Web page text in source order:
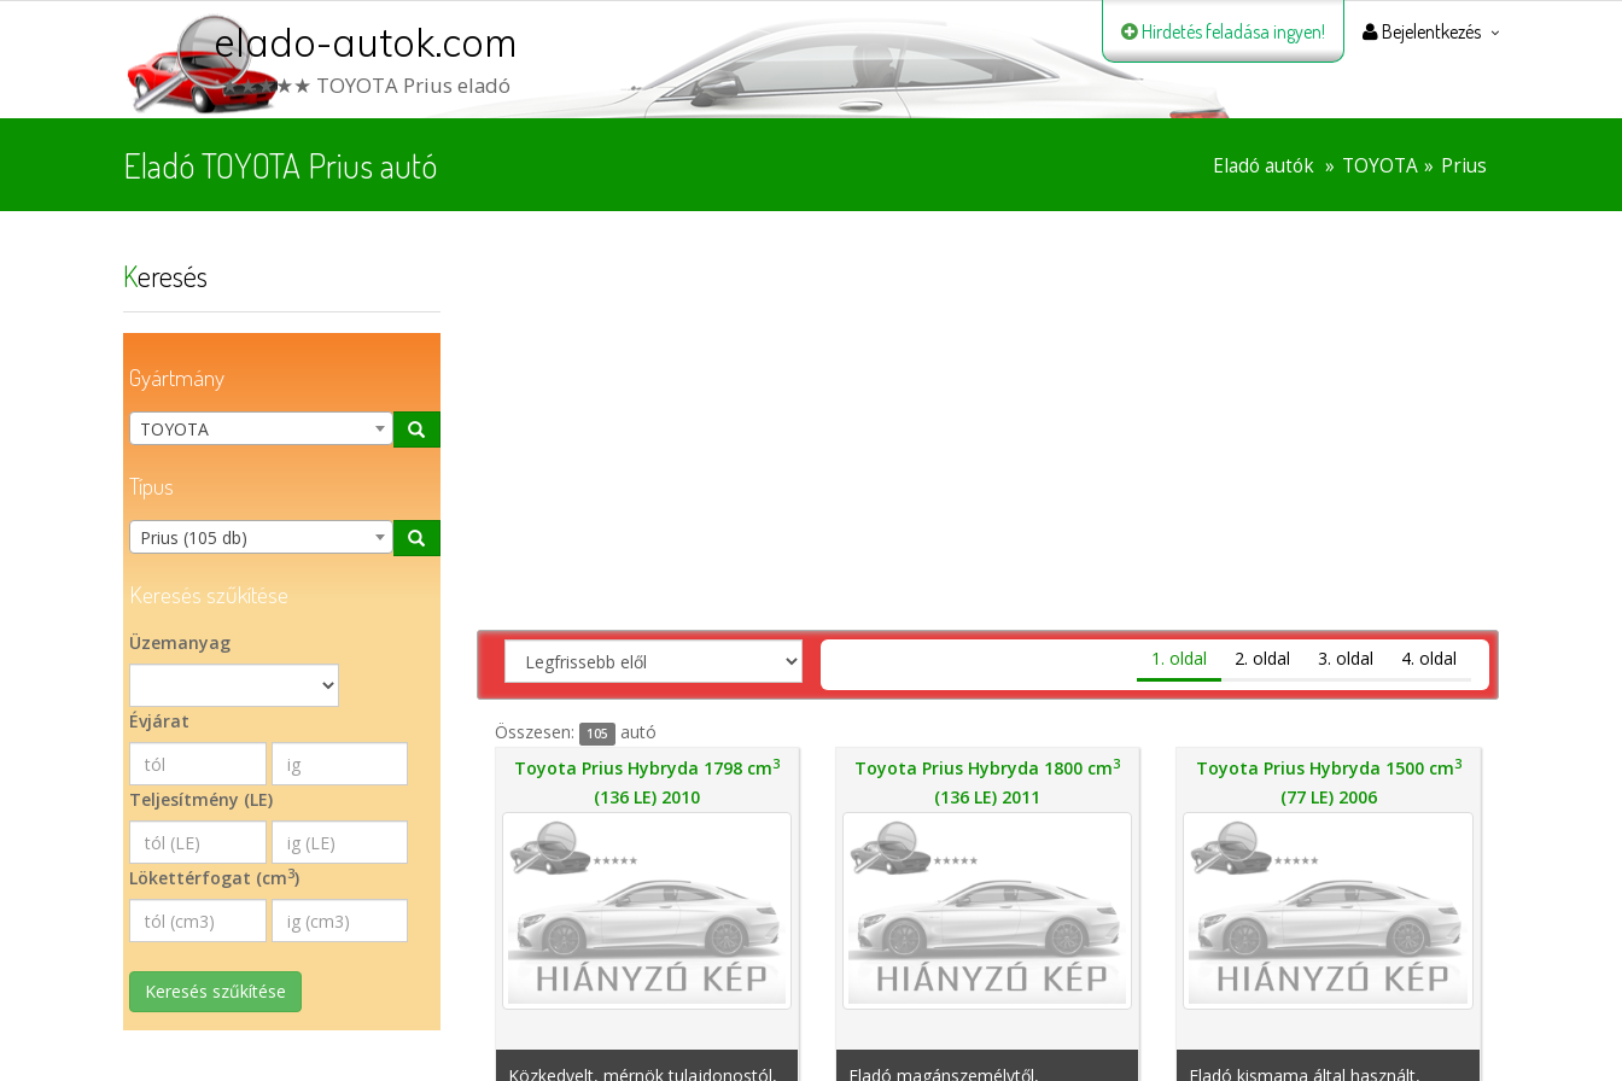
elado-autok.com
★★★★★ TOYOTA Prius eladó
Hirdetés feladása ingyen! Bejelentkezés
Eladó TOYOTA Prius autó Eladó autók TOYOTA Prius
Keresés
Gyártmány
TOYOTA
Típus
Prius (105 db)
Keresés szűkítése
Üzemanyag
Évjárat
Teljesítmény (LE)
Lökettérfogat (cm3)
Keresés szűkítése
1. oldal 2. oldal 3. oldal 4. oldal
Összesen: 105
autó
Toyota Prius Hybryda 1798 cm3
(136 LE) 2010
Közkedvelt, mérnök tulajdonostól,
Toyota Prius Hybryda 1800 cm3
(136 LE) 2011
Eladó magánszemélytől,
Toyota Prius Hybryda 1500 cm3
(77 LE) 2006
Eladó kismama által használt,